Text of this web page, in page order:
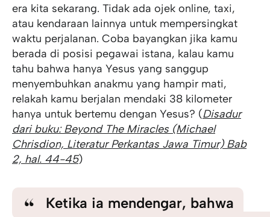
era kita sekarang. Tidak ada ojek online, taxi,
atau kendaraan lainnya untuk mempersingkat
waktu perjalanan. Coba bayangkan jika kamu
berada di posisi pegawai istana, kalau kamu
tahu bahwa hanya Yesus yang sanggup
menyembuhkan anakmu yang hampir mati,
relakah kamu berjalan mendaki 38 kilometer
hanya untuk bertemu dengan Yesus? (Disadur
dari buku: Beyond The Miracles (Michael
Chrisdion, Literatur Perkantas Jawa Timur) Bab
2, hal. 44-45)
Ketika ia mendengar, bahwa